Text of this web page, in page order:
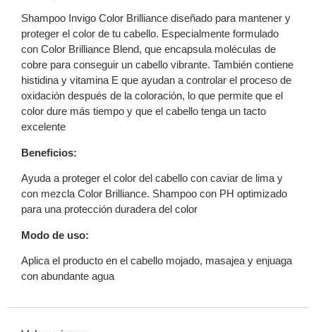
Shampoo Invigo Color Brilliance diseñado para mantener y
proteger el color de tu cabello. Especialmente formulado
con Color Brilliance Blend, que encapsula moléculas de
cobre para conseguir un cabello vibrante. También contiene
histidina y vitamina E que ayudan a controlar el proceso de
oxidación después de la coloración, lo que permite que el
color dure más tiempo y que el cabello tenga un tacto
excelente
Beneficios:
Ayuda a proteger el color del cabello con caviar de lima y
con mezcla Color Brilliance. Shampoo con PH optimizado
para una protección duradera del color
Modo de uso:
Aplica el producto en el cabello mojado, masajea y enjuaga
con abundante agua